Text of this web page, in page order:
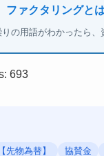
ファクタリング
の用語がわかったら、
693
先物為替】 協賛金